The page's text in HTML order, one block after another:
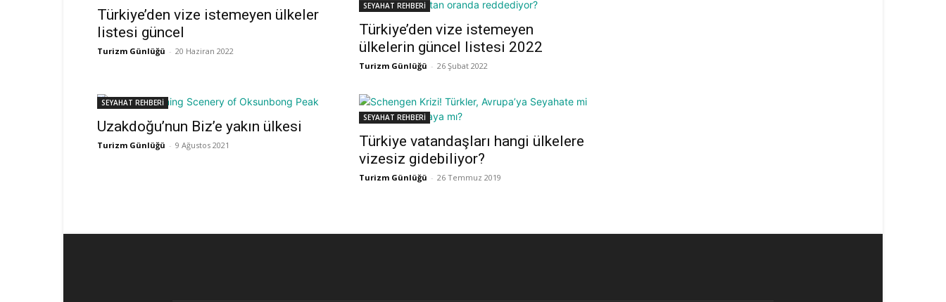
Türkiye’den vize istemeyen ülkeler
listesi güncel
Turizm Günlüğü - 20 Haziran 2022
SEYAHAT REHBERİ
Türkiye’den vize istemeyen
ülkelerin güncel listesi 2022
Turizm Günlüğü - 26 Şubat 2022
SEYAHAT REHBERİ
Uzakdoğu’nun Biz’e yakın ülkesi
Turizm Günlüğü - 9 Ağustos 2021
SEYAHAT REHBERİ
Türkiye vatandaşları hangi ülkelere
vizesiz gidebiliyor?
Turizm Günlüğü - 26 Temmuz 2019